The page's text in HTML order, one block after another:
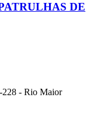
DE
228 - Rio Maior